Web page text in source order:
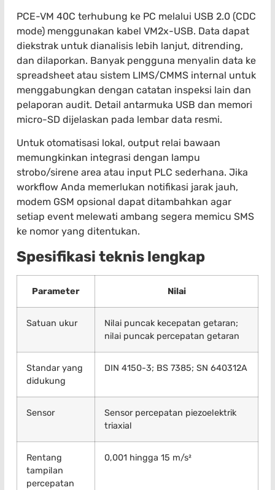
PCE-VM 40C terhubung ke PC melalui USB 2.0 (CDC
mode) menggunakan kabel VM2x-USB. Data dapat
diekstrak untuk dianalisis lebih lanjut, ditrending,
dan dilaporkan. Banyak pengguna menyalin data ke
spreadsheet atau sistem LIMS/CMMS internal untuk
menggabungkan dengan catatan inspeksi lain dan
pelaporan audit. Detail antarmuka USB dan memori
micro-SD dijelaskan pada lembar data resmi.
Untuk otomatisasi lokal, output relai bawaan
memungkinkan integrasi dengan lampu
strobo/sirene area atau input PLC sederhana. Jika
workflow Anda memerlukan notifikasi jarak jauh,
modem GSM opsional dapat ditambahkan agar
setiap event melewati ambang segera memicu SMS
ke nomor yang ditentukan.
Spesifikasi teknis lengkap
Parameter Nilai
Satuan ukur
Nilai puncak kecepatan getaran;
nilai puncak percepatan getaran
Standar yang
didukung
DIN 4150-3; BS 7385; SN 640312A
Sensor
Sensor percepatan piezoelektrik
triaxial
Rentang
tampilan
percepatan
0,001 hingga 15 m/s²